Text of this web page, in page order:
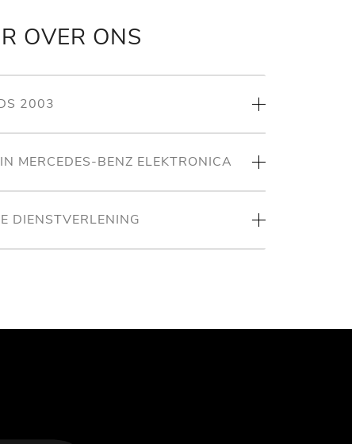
OVER ONS
2003
MERCEDES-BENZ ELEKTRONICA
DIENSTVERLENING